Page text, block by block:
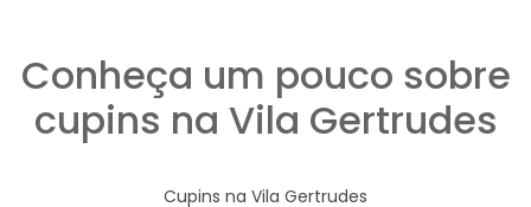
Conheça um pouco sobre
cupins na Vila Gertrudes
Cupins na Vila Gertrudes